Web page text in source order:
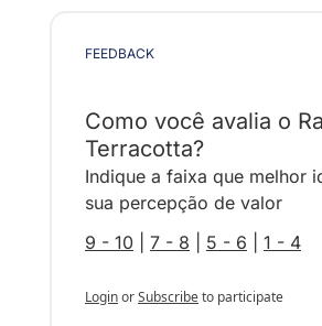
FEEDBACK
Como você avalia o
Terracotta?
Indique a faixa que melhor
sua percepção de valor
9 - 10
7 - 8 5 - 6 1 - 4
LoginorSubscribeto participate